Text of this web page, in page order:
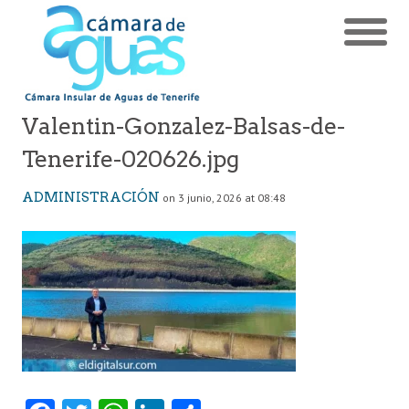
Valentin-Gonzalez-Balsas-de-
Tenerife-020626.jpg
ADMINISTRACIÓN on 3 junio, 2026 at 08:48